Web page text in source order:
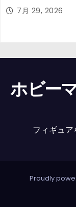
7月 29, 2026
ホビー
フィギュ
Proudly